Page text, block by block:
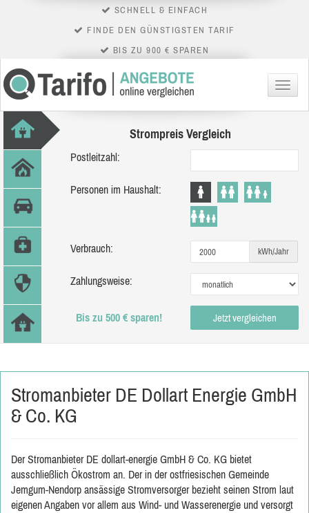
SCHNELL & EINFACH
FINDE DEN GÜNSTIGSTEN TARIF
BIS ZU 900 € SPAREN
Menü
Strompreis Vergleich
Postleitzahl:
Personen im Haushalt:
Verbrauch: kWh/Jahr
Zahlungsweise:
Bis zu 500 € sparen! Jetzt vergleichen
Stromanbieter DE Dollart Energie GmbH
& Co. KG
Der Stromanbieter DE dollart-energie GmbH & Co. KG bietet
ausschließlich Ökostrom an. Der in der ostfriesischen Gemeinde
Jemgum-Nendorp ansässige Stromversorger bezieht seinen Strom laut
eigenen Angaben vor allem aus Wind- und Wasserenergie und versorgt